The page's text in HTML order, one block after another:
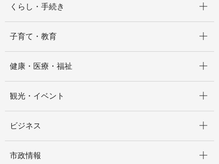
くらし・手続き
子育て・教育
健康・医療・福祉
観光・イベント
ビジネス
市政情報